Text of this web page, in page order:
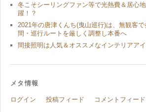
冬こそシーリングファン等で光熱費＆居心
躍！？
2021年の唐津くんち(曳山巡行)は、無観客
間・巡行ルートを厳しく調整し本番へ
間接照明は人気＆オススメなインテリアア
メタ情報
ログイン 投稿フィード コメントフィード